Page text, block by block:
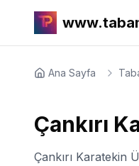
Ana Sayfa
Çankırı
Çankırı Karatekin